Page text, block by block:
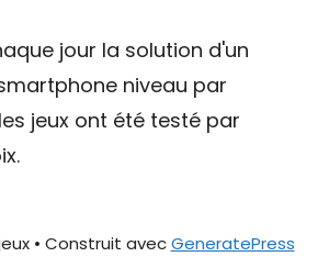
jour la solution d'un
niveau par
jeux ont été testé par
• Construit avecGeneratePress